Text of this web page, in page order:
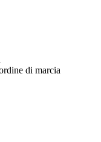
di marcia